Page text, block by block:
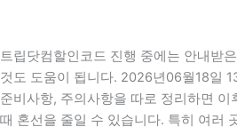
트립닷컴할인코드 진행 중에는 안내받
것도 도움이 됩니다. 2026년06월18일
준비사항, 주의사항을 따로 정리하면
때 혼선을 줄일 수 있습니다. 특히 여러